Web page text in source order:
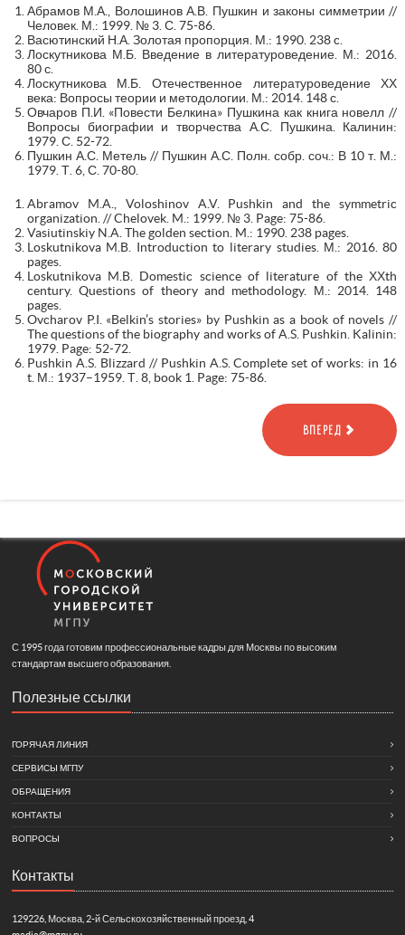
Абрамов М.А., Волошинов А.В. Пушкин и законы симметрии //
Человек. М.: 1999. № 3. С. 75-86.
Васютинский Н.А. Золотая пропорция. М.: 1990. 238 c.
Лоскутникова М.Б. Введение в литературоведение. М.: 2016.
80 с.
Лоскутникова М.Б. Отечественное литературоведение ХХ
века: Вопросы теории и методологии. М.: 2014. 148 с.
Овчаров П.И. «Повести Белкина» Пушкина как книга новелл //
Вопросы биографии и творчества А.С. Пушкина. Калинин:
1979. С. 52-72.
Пушкин А.С. Метель // Пушкин А.С. Полн. собр. соч.: В 10 т. М.:
1979. Т. 6, С. 70-80.
Abramov M.A., Voloshinov A.V. Pushkin and the symmetric
organization. // Chelovek. M.: 1999. № 3. Page: 75-86.
Vasiutinskiy N.A. The golden section. M.: 1990. 238 pages.
Loskutnikova M.B. Introduction to literary studies. М.: 2016. 80
pages.
Loskutnikova M.B. Domestic science of literature of the ХХth
century. Questions of theory and methodology. М.: 2014. 148
pages.
Ovcharov P.I. «Belkin’s stories» by Pushkin as a book of novels //
The questions of the biography and works of A.S. Pushkin. Kalinin:
1979. Page: 52-72.
Pushkin A.S. Blizzard // Pushkin A.S. Complete set of works: in 16
t. М.: 1937–1959. Т. 8, book 1. Page: 75-86.
ВПЕРЕД
С 1995 года готовим профессиональные кадры для Москвы по высоким
стандартам высшего образования.
Полезные ссылки
ГОРЯЧАЯ ЛИНИЯ
СЕРВИСЫ МГПУ
ОБРАЩЕНИЯ
КОНТАКТЫ
ВОПРОСЫ
Контакты
129226, Москва, 2-й Сельскохозяйственный проезд, 4